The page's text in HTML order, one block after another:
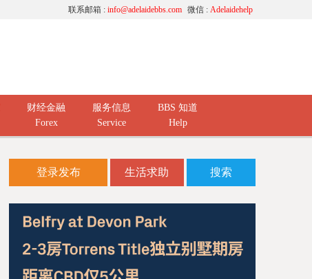
微信 : Adelaidehelp
联系邮箱 : info@adelaidebbs.com
财经金融
Forex
服务信息
Service
BBS 知道
Help
登录发布 生活求助 搜索